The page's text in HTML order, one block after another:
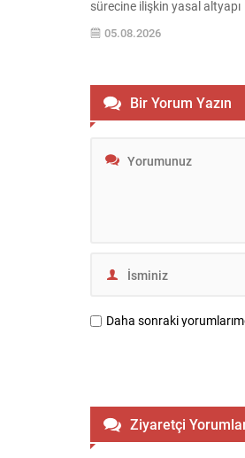
sürecine ilişkin yasal altyapı
oluşturuluyor. AK Parti
hazırlanan çerçeve yasa
kamuoyuyla paylaşıldı.
düzenleme, örgütün fiili
erdirdiğinin ve tüm silah ile
tespiti...
05.08.2026
Bir Yorum Yazın
Daha sonraki
Ziyaretçi